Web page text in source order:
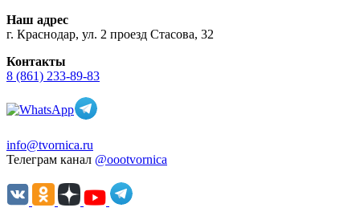
Наш адрес
г. Краснодар, ул. 2 проезд Стасова, 32
Контакты
8 (861) 233-89-83
info@tvornica.ru
Телеграм канал @oootvornica